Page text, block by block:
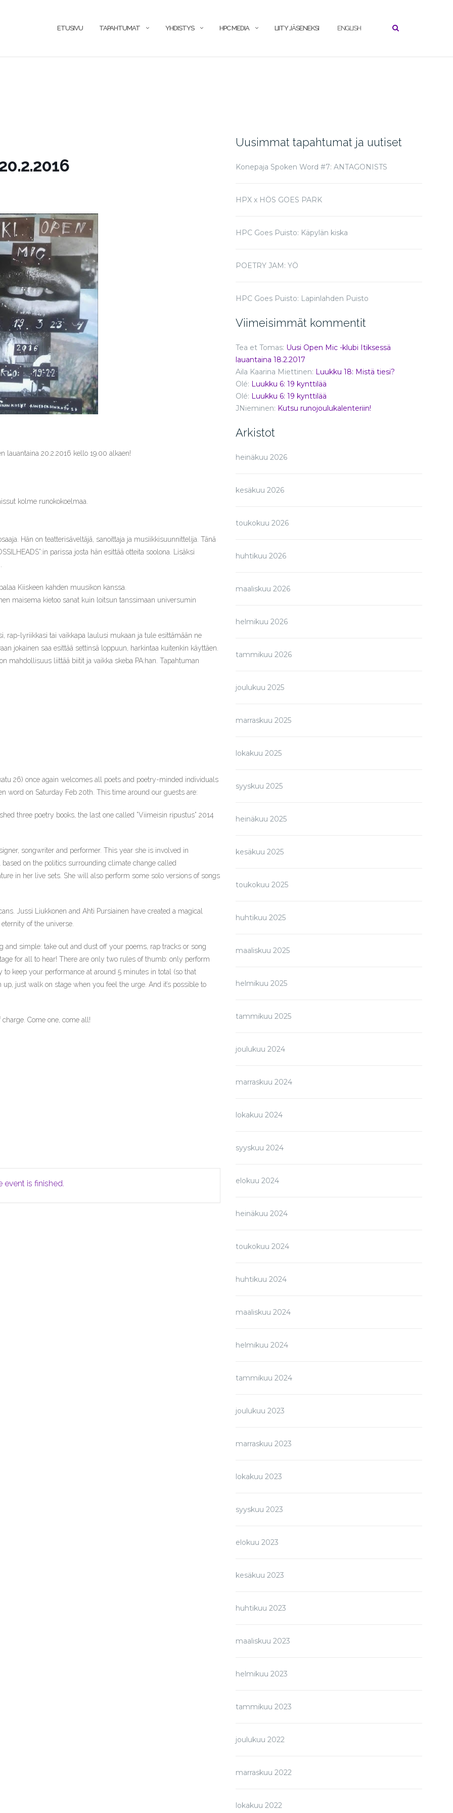
ETUSIVU TAPAHTUMAT YHDISTYS HPC MEDIA LIITY JÄSENEKSI ENGLISH
lauantaina 20.2.2016 kello 19.00 alkaen!
kolme runokokoelmaa.
Hän on teatterisäveltäjä, sanoittaja ja musiikkisuunnittelija. Tänä
parissa josta hän esittää otteita soolona. Lisäksi
Kiiskeen kahden muusikon kanssa.
maisema kietoo sanat kuin loitsun tanssimaan universumin
rap-lyriikkasi tai vaikkapa laulusi mukaan ja tule esittämään ne
jokainen saa esittää settinsä loppuun, harkintaa kuitenkin käyttäen.
mahdollisuus liittää biitit ja vaikka skeba PA:han. Tapahtuman
26) once again welcomes all poets and poetry-minded individuals
word on Saturday Feb 20th. This time around our guests are:
three poetry books, the last one called ”Viimeisin ripustus” 2014
songwriter and performer. This year she is involved in
on the politics surrounding climate change called
in her live sets. She will also perform some solo versions of songs
Jussi Liukkonen and Ahti Pursiainen have created a magical
of the universe.
simple: take out and dust off your poems, rap tracks or song
for all to hear! There are only two rules of thumb: only perform
to keep your performance at around 5 minutes in total (so that
just walk on stage when you feel the urge. And it’s possible to
Come one, come all!
event is finished.
Uusimmat tapahtumat ja uutiset
Konepaja Spoken Word #7: ANTAGONISTS
HPX x HÖS GOES PARK
HPC Goes Puisto: Käpylän kiska
POETRY JAM: YÖ
HPC Goes Puisto: Lapinlahden Puisto
Viimeisimmät kommentit
Tea et Tomas: Uusi Open Mic -klubi Itiksessä
lauantaina 18.2.2017
Aila Kaarina Miettinen: Luukku 18: Mistä tiesi?
Olé: Luukku 6: 19 kynttilää
Olé: Luukku 6: 19 kynttilää
JNieminen: Kutsu runojoulukalenteriin!
Arkistot
heinäkuu 2026
kesäkuu 2026
toukokuu 2026
huhtikuu 2026
maaliskuu 2026
helmikuu 2026
tammikuu 2026
joulukuu 2025
marraskuu 2025
lokakuu 2025
syyskuu 2025
heinäkuu 2025
kesäkuu 2025
toukokuu 2025
huhtikuu 2025
maaliskuu 2025
helmikuu 2025
tammikuu 2025
joulukuu 2024
marraskuu 2024
lokakuu 2024
syyskuu 2024
elokuu 2024
heinäkuu 2024
toukokuu 2024
huhtikuu 2024
maaliskuu 2024
helmikuu 2024
tammikuu 2024
joulukuu 2023
marraskuu 2023
lokakuu 2023
syyskuu 2023
elokuu 2023
kesäkuu 2023
huhtikuu 2023
maaliskuu 2023
helmikuu 2023
tammikuu 2023
joulukuu 2022
marraskuu 2022
lokakuu 2022